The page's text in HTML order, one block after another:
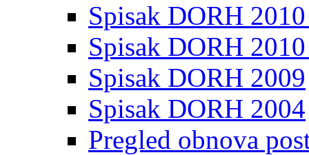
Spisak DORH
Spisak DORH
Spisak DORH 2009
Spisak DORH 2004
Pregled obnova